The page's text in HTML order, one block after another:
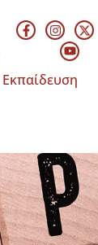
Εκπαίδευση